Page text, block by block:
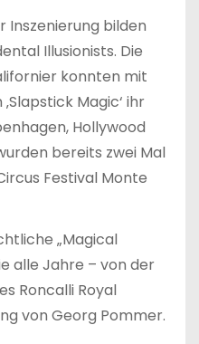
Inszenierung bilden
Illusionists. Die
konnten mit
Magic‘ ihr
Hollywood
bereits zwei Mal
Festival Monte
„Magical
alle Jahre – von der
Roncalli Royal
von Georg Pommer.